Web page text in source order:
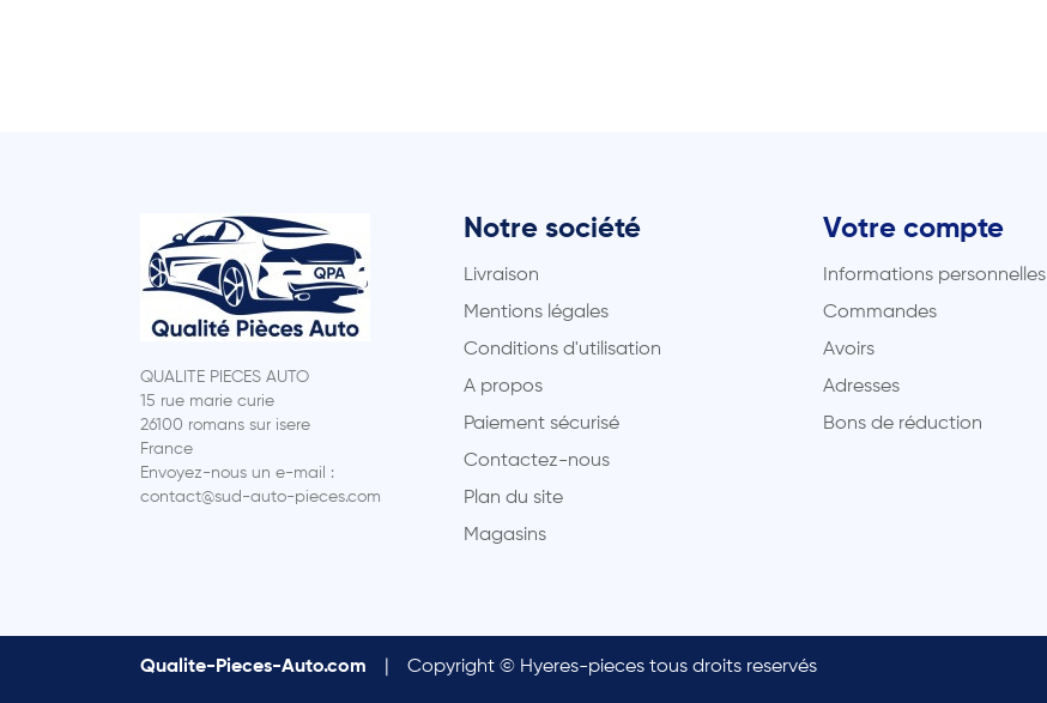
QUALITE PIECES AUTO
15 rue marie curie
26100 romans sur isere
France
Envoyez-nous un e-mail :
contact@sud-auto-pieces.com
Notre société
Livraison
Mentions légales
Conditions d'utilisation
A propos
Paiement sécurisé
Contactez-nous
Plan du site
Magasins
Votre compte
Informations personnelles
Commandes
Avoirs
Adresses
Bons de réduction
Qualite-Pieces-Auto.com Copyright © Hyeres-pieces tous droits reservés